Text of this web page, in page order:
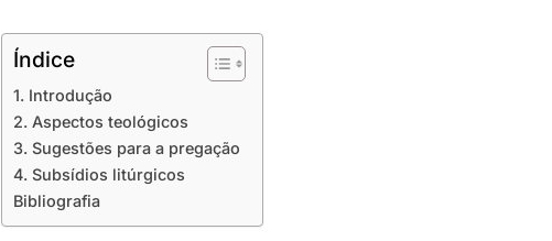
Índice
1. Introdução
2. Aspectos teológicos
3. Sugestões para a pregação
4. Subsídios litúrgicos
Bibliografia